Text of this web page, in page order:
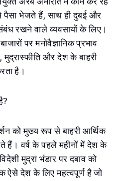
पैसा भेजते हैं, साथ ही दुबई और
रखने वाले व्यवसायों के लिए।
पर मनोवैज्ञानिक प्रभाव
और देश के बाहरी
है।
को मुख्य रूप से बाहरी आर्थिक
हैं। वर्ष के पहले महीनों में देश के
मुद्रा भंडार पर दबाव को
देश के लिए महत्वपूर्ण है जो